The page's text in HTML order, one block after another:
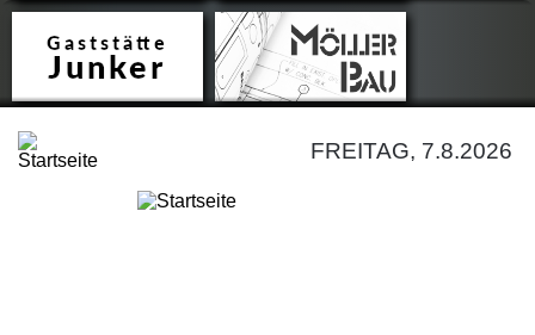
FREITAG, 7.8.2026